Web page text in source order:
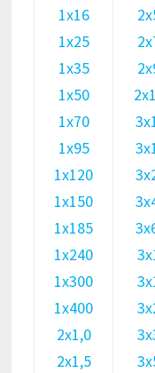
1х16
1х25
1х35
1х50
1х70
1х95
1х120
1х150
1х185
1х240
1х300
1х400
2х1,0
2х1,5